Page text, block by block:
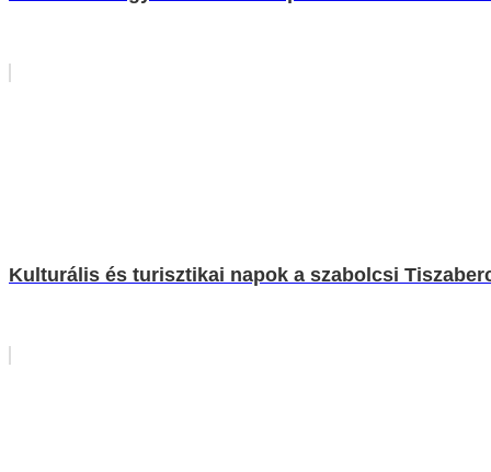
Kulturális és turisztikai napok a szabolcsi